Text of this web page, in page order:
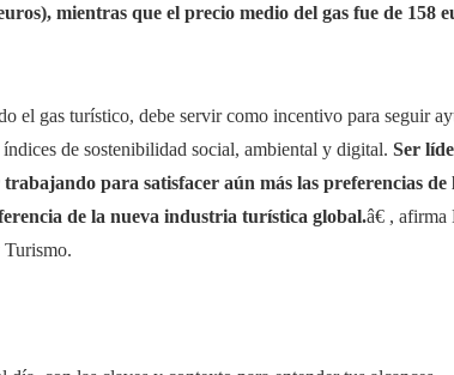
mientras que el precio medio del gas fue de 158
el gas turístico, debe servir como incentivo para seguir
de sostenibilidad social, ambiental y digital. Ser
para satisfacer aún más las preferencias de
de la nueva industria turística global.â€ , afirma